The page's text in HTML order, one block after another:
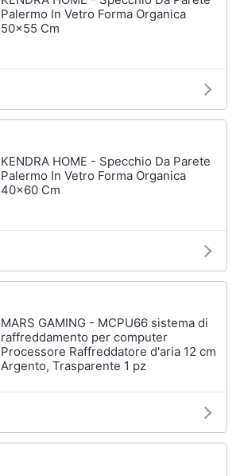
Palermo In Vetro Forma Organica
50x55 Cm
KENDRA HOME - Specchio Da Parete
Palermo In Vetro Forma Organica
40x60 Cm
MARS GAMING - MCPU66 sistema di
raffreddamento per computer
Processore Raffreddatore d'aria 12 cm
Argento, Trasparente 1 pz